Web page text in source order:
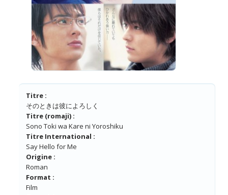
Titre :
そのときは彼によろしく
Titre (romaji) :
Sono Toki wa Kare ni Yoroshiku
Titre International :
Say Hello for Me
Origine :
Roman
Format :
Film